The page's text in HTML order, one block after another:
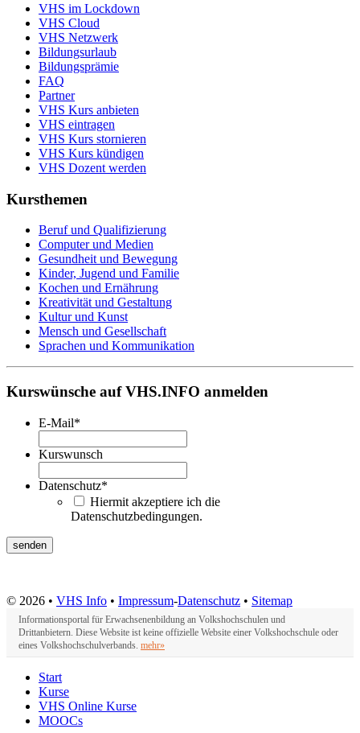
VHS im Lockdown
VHS Cloud
VHS Netzwerk
Bildungsurlaub
Bildungsprämie
FAQ
Partner
VHS Kurs anbieten
VHS eintragen
VHS Kurs stornieren
VHS Kurs kündigen
VHS Dozent werden
Kursthemen
Beruf und Qualifizierung
Computer und Medien
Gesundheit und Bewegung
Kinder, Jugend und Familie
Kochen und Ernährung
Kreativität und Gestaltung
Kultur und Kunst
Mensch und Gesellschaft
Sprachen und Kommunikation
Kurswünsche auf VHS.INFO anmelden
E-Mail*
Kurswunsch
Datenschutz*
Hiermit akzeptiere ich die
Datenschutzbedingungen.
© 2026 • VHS Info • Impressum-Datenschutz • Sitemap
Informationsportal für Erwachsenenbildung an Volkshochschulen und
Drittanbietern. Diese Website ist keine offizielle Website einer Volkshochschule oder
eines Volkshochschulverbands. mehr»
Start
Kurse
VHS Online Kurse
MOOCs